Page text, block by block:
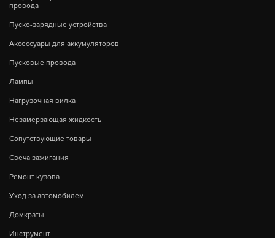
провода
Пуско-зарядные устройства
Аксессуары для аккумуляторов
Пусковые провода
Лампы
Нагрузочная вилка
Незамерзающая жидкость
Сопутствующие товары
Свеча зажигания
Ремонт кузова
Уход за автомобилем
Домкраты
Инструмент